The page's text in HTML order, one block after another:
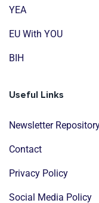
YEA
EU With YOU
BIH
Useful Links
Newsletter
Contact
Privacy Policy
Social Media Policy